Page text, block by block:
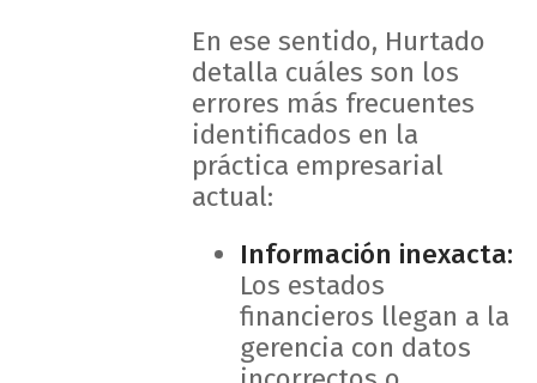
En ese sentido, Hurtado
detalla cuáles son los
errores más frecuentes
identificados en la
práctica empresarial
actual:
Información inexacta:
Los estados
financieros llegan a la
gerencia con datos